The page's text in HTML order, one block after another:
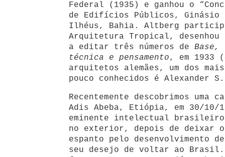
Federal (1935) e ganhou o
de Edifícios Públicos, Ginásio
Ilhéus, Bahia. Altberg
Arquitetura Tropical, desenhou
a editar três números de
técnica e pensamento, em 1933
arquitetos alemães, um dos
pouco conhecidos é Alexander
Recentemente descobrimos uma
Adis Abeba, Etiópia, em 30/10/
eminente intelectual
no exterior, depois de deixar o
espanto pelo desenvolvimento
seu desejo de voltar ao Brasil.